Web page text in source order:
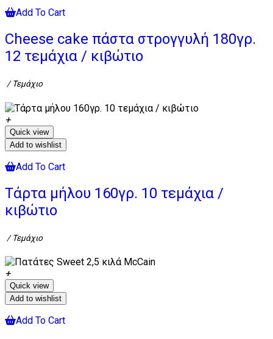
Add To Cart
Cheese cake πάστα στρογγυλή 180γρ.
12 τεμάχια / κιβώτιο
/ Τεμάχιο
Quick view
Add to wishlist
Add To Cart
Τάρτα μήλου 160γρ. 10 τεμάχια /
κιβώτιο
/ Τεμάχιο
Quick view
Add to wishlist
Add To Cart